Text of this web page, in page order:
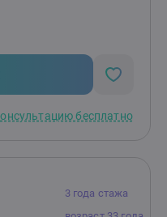
бесплатно
3 года стажа